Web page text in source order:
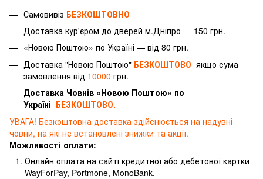
Самовивіз БЕЗКОШТОВНО
Доставка кур'єром до дверей м.Дніпро — 150 грн.
«Новою Поштою» по Україні — від 80 грн.
Доставка "Новою Поштою" БЕЗКОШТОВО якщо сума
замовлення від 10000 грн.
Доставка Човнів «Новою Поштою» по
Україні БЕЗКОШТОВО.
УВАГА! Безкоштовна доставка здійснюється на надувні
човни, на які не встановлені знижки та акції.
Можливості оплати:
Онлайн оплата на сайті кредитної або дебетової картки
WayForPay, Portmone, MonoBank.